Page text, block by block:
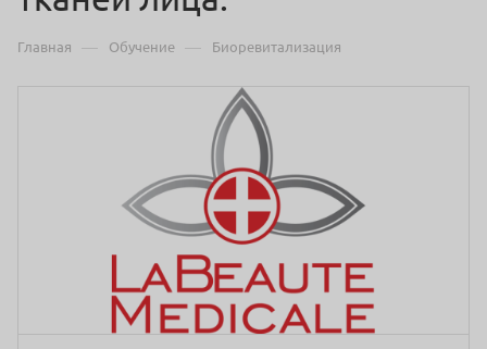
Главная — Обучение — Биоревитализация